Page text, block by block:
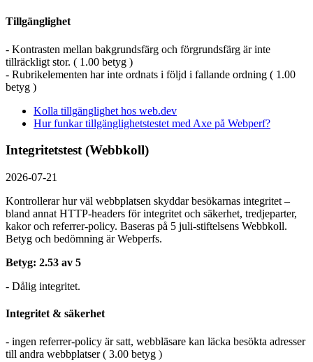
Tillgänglighet
- Kontrasten mellan bakgrundsfärg och förgrundsfärg är inte
tillräckligt stor. ( 1.00 betyg )
- Rubrikelementen har inte ordnats i följd i fallande ordning ( 1.00
betyg )
Kolla tillgänglighet hos web.dev
Hur funkar tillgänglighetstestet med Axe på Webperf?
Integritetstest (Webbkoll)
2026-07-21
Kontrollerar hur väl webbplatsen skyddar besökarnas integritet –
bland annat HTTP-headers för integritet och säkerhet, tredjeparter,
kakor och referrer-policy. Baseras på 5 juli-stiftelsens Webbkoll.
Betyg och bedömning är Webperfs.
Betyg: 2.53 av 5
- Dålig integritet.
Integritet & säkerhet
- ingen referrer-policy är satt, webbläsare kan läcka besökta adresser
till andra webbplatser ( 3.00 betyg )